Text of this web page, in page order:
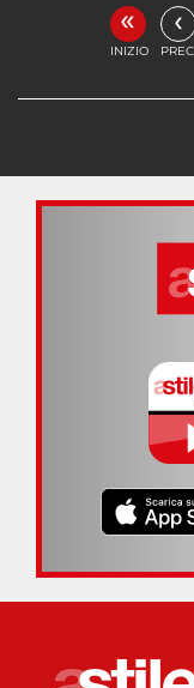
«
INIZIO
‹